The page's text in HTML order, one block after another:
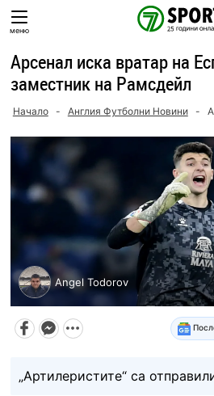
Skip
toменю
Арсенал иска вратар на
заместник на Рамсдейл
Начало - Англия Футболни Новини -
Angel Todorov
„Артилеристите“ са